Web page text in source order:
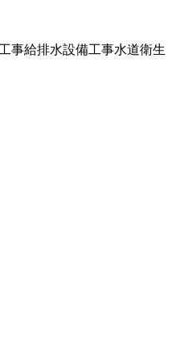
事給排水設備工事水道衛生